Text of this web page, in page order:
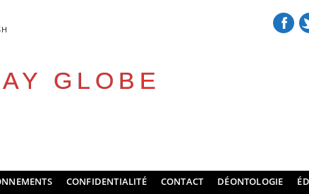
GLOBE
CONFIDENTIALITÉ CONTACT DÉONTOLOGIE